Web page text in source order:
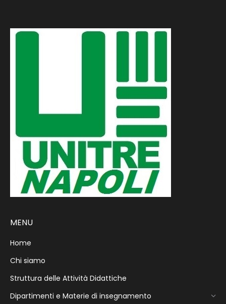
MENU
Home
Chi siamo
Struttura delle Attività Didattiche
Dipartimenti e Materie di insegnamento